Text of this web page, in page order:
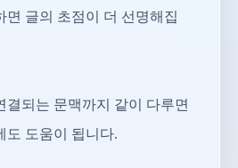
면 글의 초점이 더 선명해집
결되는 문맥까지 같이 다루면
도 도움이 됩니다.